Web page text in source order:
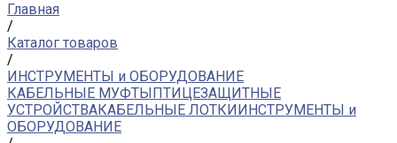
Главная
/
Каталог товаров
/
ИНСТРУМЕНТЫ и ОБОРУДОВАНИЕ
КАБЕЛЬНЫЕ МУФТЫПТИЦЕЗАЩИТНЫЕ
УСТРОЙСТВАКАБЕЛЬНЫЕ ЛОТКИИНСТРУМЕНТЫ и
ОБОРУДОВАНИЕ